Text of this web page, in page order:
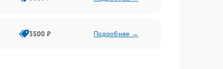
3500 ₽ Подробнее →